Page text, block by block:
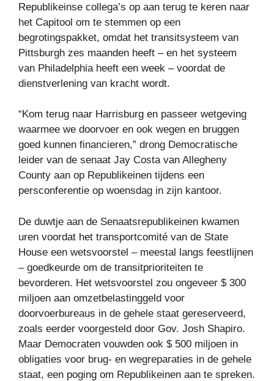
Republikeinse collega’s op aan terug te keren naar
het Capitool om te stemmen op een
begrotingspakket, omdat het transitsysteem van
Pittsburgh zes maanden heeft – en het systeem
van Philadelphia heeft een week – voordat de
dienstverlening van kracht wordt.
“Kom terug naar Harrisburg en passeer wetgeving
waarmee we doorvoer en ook wegen en bruggen
goed kunnen financieren,” drong Democratische
leider van de senaat Jay Costa van Allegheny
County aan op Republikeinen tijdens een
persconferentie op woensdag in zijn kantoor.
De duwtje aan de Senaatsrepublikeinen kwamen
uren voordat het transportcomité van de State
House een wetsvoorstel – meestal langs feestlijnen
– goedkeurde om de transitprioriteiten te
bevorderen. Het wetsvoorstel zou ongeveer $ 300
miljoen aan omzetbelastinggeld voor
doorvoerbureaus in de gehele staat gereserveerd,
zoals eerder voorgesteld door Gov. Josh Shapiro.
Maar Democraten vouwden ook $ 500 miljoen in
obligaties voor brug- en wegreparaties in de gehele
staat, een poging om Republikeinen aan te spreken.